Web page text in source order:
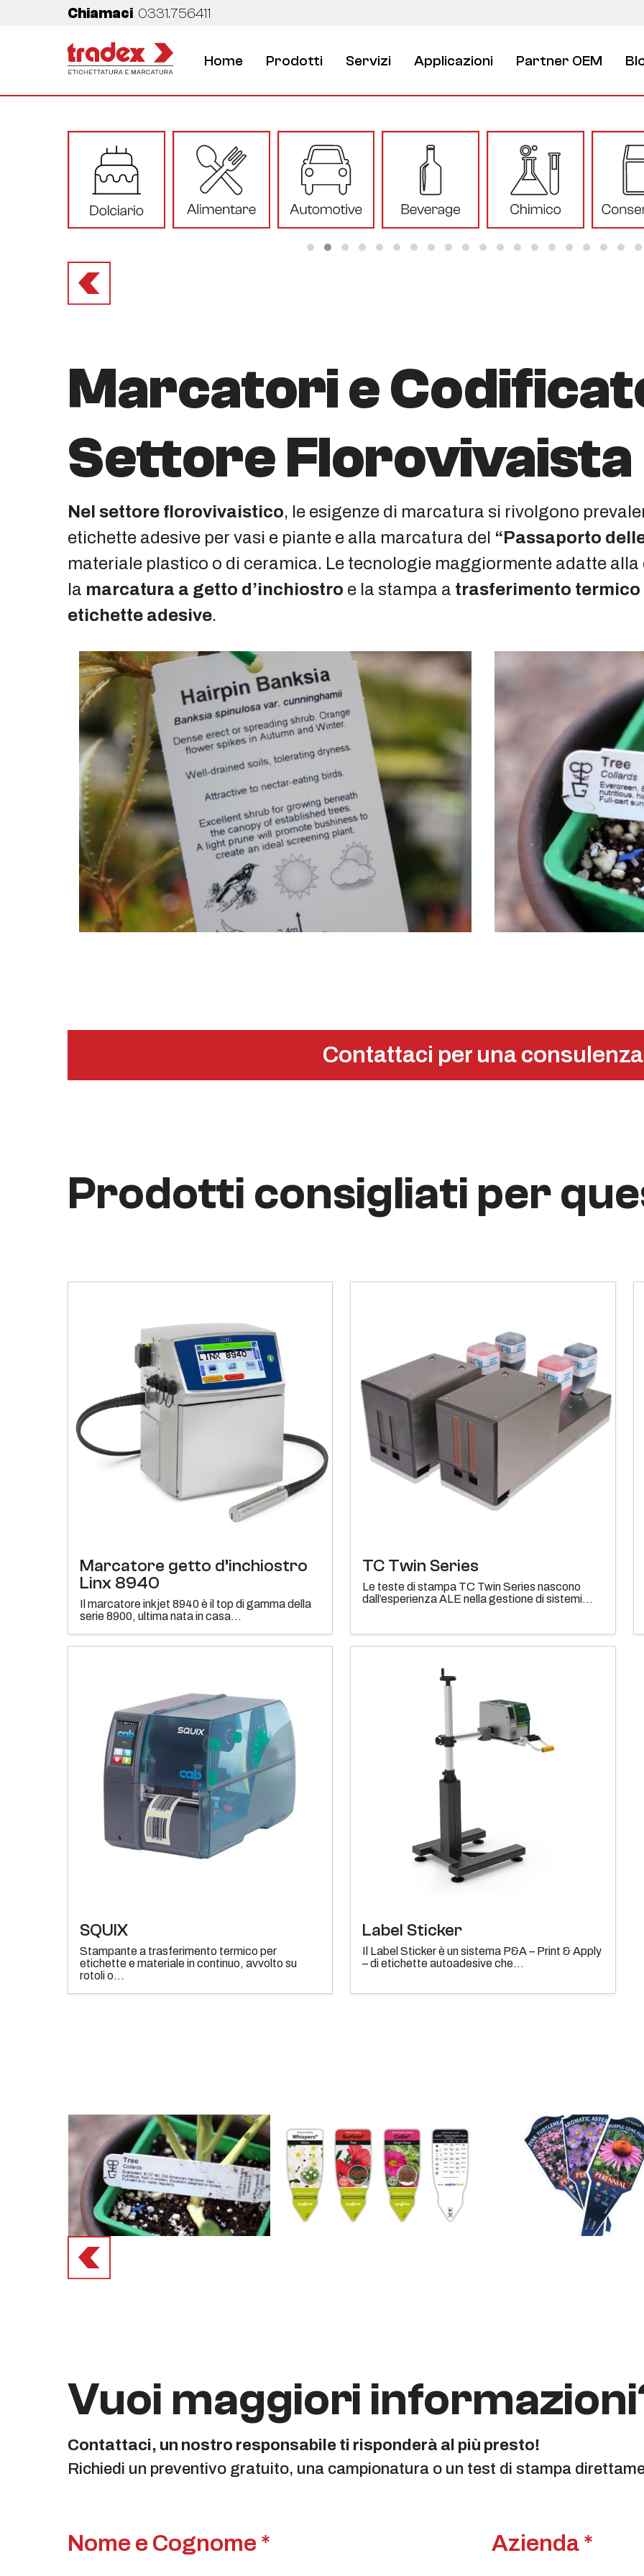
Chiamaci 0331.756411
Home Prodotti Servizi Applicazioni Partner OEM
Marcatori e
Settore Florovivaista
Nel settore florovivaistico, le esigenze di marcatura si rivolgono
etichette adesive per vasi e piante e alla marcatura del “Passaporto
materiale plastico o di ceramica. Le tecnologie maggiormente adatte
la marcatura a getto d’inchiostro e la stampa a trasferimento termico
etichette adesive.
Contattaci per una consulenza
Prodotti consigliati per
Marcatore getto d’inchiostro
Linx 8940
Il marcatore inkjet 8940 è il top di gamma della
serie 8900, ultima nata in casa...
TC Twin Series
Le teste di stampa TC Twin Series nascono
dall’esperienza ALE nella gestione di sistemi...
SQUIX
Stampante a trasferimento termico per
etichette e materiale in continuo, avvolto su
rotoli o...
Label Sticker
Il Label Sticker è un sistema P&A – Print & Apply
– di etichette autoadesive che...
Vuoi maggiori
Contattaci, un nostro responsabile ti risponderà al più presto!
Richiedi un preventivo gratuito, una campionatura o un test di stampa
Nome e Cognome * Azienda *